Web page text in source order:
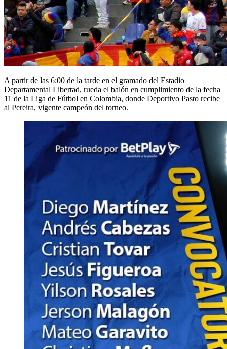
A partir de las 6:00 de la tarde en el gramado del Estadio
Departamental Libertad, rueda el balón en cumplimiento de la fecha
11 de la Liga de Fútbol en Colombia, donde Deportivo Pasto recibe
al Pereira, vigente campeón del torneo.